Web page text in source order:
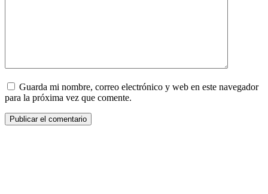
Guarda mi nombre, correo electrónico y web en este navegador
para la próxima vez que comente.